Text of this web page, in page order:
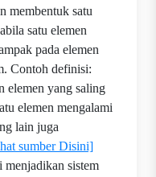
membentuk satu
satu elemen
pada elemen
Contoh definisi:
elemen yang saling
elemen mengalami
lain juga
sumber Disini]
menjadikan sistem